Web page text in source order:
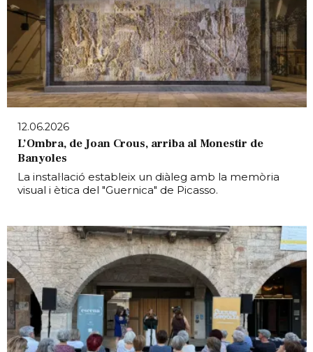
12.06.2026
L’Ombra, de Joan Crous, arriba al Monestir de
Banyoles
La instal·lació estableix un diàleg amb la memòria
visual i ètica del "Guernica" de Picasso.